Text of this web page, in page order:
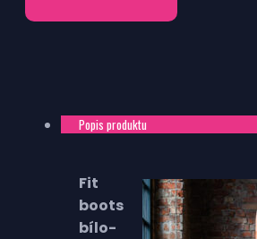
Popis produktu
Fit
boots
bílo-